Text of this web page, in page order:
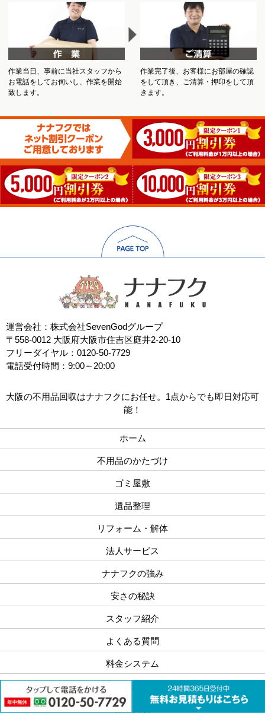
作業当日、事前に当社スタッフから
お電話をしてお伺いし、作業を開始
致します。
作業完了後、お客様にお部屋の確認
をして頂き、ご清算・押印をして頂
きます。
運営会社：株式会社SevenGodグループ
〒558-0012 大阪府大阪市住吉区庭井2-20-10
フリーダイヤル：0120-50-7729
電話受付時間：9:00～20:00
大阪の不用品回収はナナフクにお任せ。1点からでも即日対応可
能！
ホーム
不用品のかたづけ
ゴミ屋敷
遺品整理
リフォーム・解体
法人サービス
ナナフクの強み
安さの秘訣
スタッフ紹介
よくある質問
料金システム
お客様の声
作業実績